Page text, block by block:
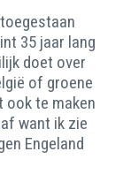
35 jaar lang
doet over
of groene
te maken
want ik zie
Engeland